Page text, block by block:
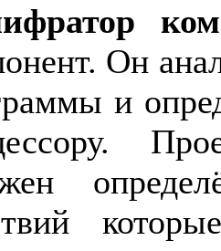
Он
и